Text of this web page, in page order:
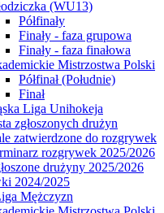
(WU13)
Półfinały
Finały - faza grupowa
Finały - faza finałowa
Mistrzostwa Polski
Półfinał (Południe)
Finał
Liga Unihokeja
zgłoszonych drużyn
zatwierdzone do rozgrywek
rozgrywek 2025/2026
drużyny 2025/2026
2024/2025
Mężczyzn